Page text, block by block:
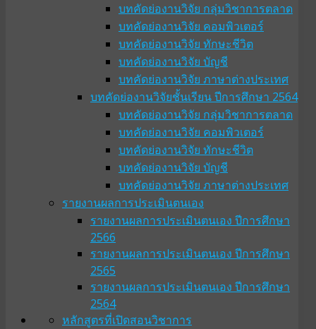
บทคัดย่องานวิจัย กลุ่มวิชาการตลาด
บทคัดย่องานวิจัย คอมพิวเตอร์
บทคัดย่องานวิจัย ทักษะชีวิต
บทคัดย่องานวิจัย บัญชี
บทคัดย่องานวิจัย ภาษาต่างประเทศ
บทคัดย่องานวิจัยชั้นเรียน ปีการศึกษา 2564
บทคัดย่องานวิจัย กลุ่มวิชาการตลาด
บทคัดย่องานวิจัย คอมพิวเตอร์
บทคัดย่องานวิจัย ทักษะชีวิต
บทคัดย่องานวิจัย บัญชี
บทคัดย่องานวิจัย ภาษาต่างประเทศ
รายงานผลการประเมินตนเอง
รายงานผลการประเมินตนเอง ปีการศึกษา
2566
รายงานผลการประเมินตนเอง ปีการศึกษา
2565
รายงานผลการประเมินตนเอง ปีการศึกษา
2564
วิชาการ
หลักสูตรที่เปิดสอน